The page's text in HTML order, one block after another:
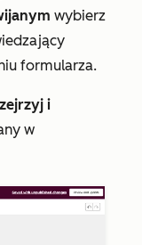
wybierz
formularza.
i
w